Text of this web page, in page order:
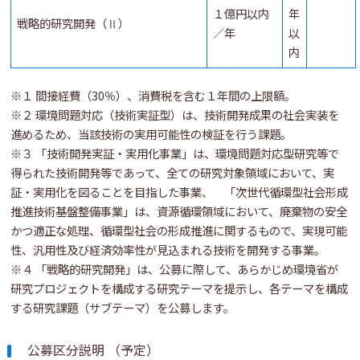
戦略的研究開発（Ⅱ）
１億円以内
／年
年
以
内
※１ 間接経費（30％）、消費税を含む１年間の上限額。
※２ 環境問題対応（技術実証型）は、技術開発成果の社会実装を
進めるため、当該技術の実用可能性の検証を行う課題。
※３ 「技術開発実証・実用化事業」は、環境問題対応型研究等で
得られた技術開発等であって、全ての研究対象領域において、実
証・実用化を図ることを目指した事業、 「次世代循環型社会形成
推進技術基盤整備事業」は、資源循環領域において、廃棄物の安全
かつ適正な処理、循環型社会の形成推進に関するもので、実現可能
性、汎用性及び経済効率性が見込まれる技術を開発する事業。
※４ 「戦略的研究開発」は、公募に際して、あらかじめ環境省が
研究プロジェクトを構成する研究テーマを提示し、各テーマを構成
する研究課題（サブテーマ）を公募します。
公募区分説明 （予定）